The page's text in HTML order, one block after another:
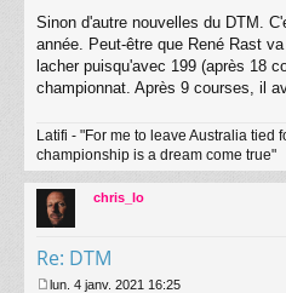
e
Sinon d'autre nouvelles du DTM.
année. Peut-être que René Rast
lacher puisqu'avec 199 (après 18
championnat. Après 9 courses, il
Latifi - "For me to leave Australia tied
championship is a dream come true"
chris_lo
Re: DTM
lun. 4 janv. 2021 16:25